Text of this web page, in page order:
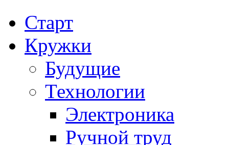
Старт
Кружки
Будущие
Технологии
Электроника
Ручной труд